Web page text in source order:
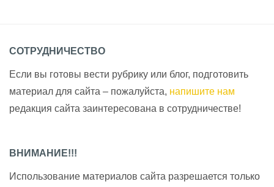
СОТРУДНИЧЕСТВО
Если вы готовы вести рубрику или блог, подготовить
материал для сайта – пожалуйста, напишите нам
редакция сайта заинтересована в сотрудничестве!
ВНИМАНИЕ!!!
Использование материалов сайта разрешается только